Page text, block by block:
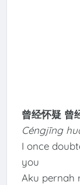
曾经怀疑 曾
Céngjīng
I once
you
Aku pernah